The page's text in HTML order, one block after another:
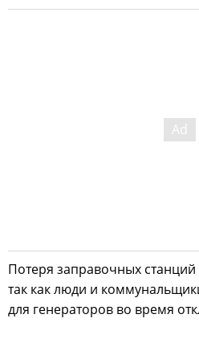
Потеря заправочных
так как люди и
для генераторов во время